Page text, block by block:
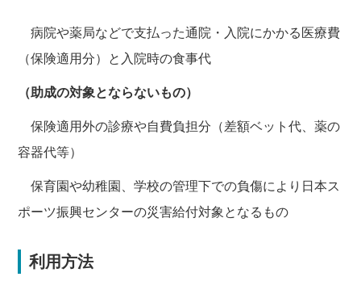
病院や薬局などで支払った通院・入院にかかる医療費
（保険適用分）と入院時の食事代
（助成の対象とならないもの）
保険適用外の診療や自費負担分（差額ベット代、薬の
容器代等）
保育園や幼稚園、学校の管理下での負傷により日本ス
ポーツ振興センターの災害給付対象となるもの
利用方法